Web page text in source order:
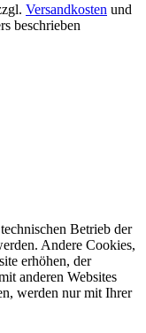
Versandkosten und
beschrieben
Betrieb der
Andere Cookies,
erhöhen, der
anderen Websites
werden nur mit Ihrer